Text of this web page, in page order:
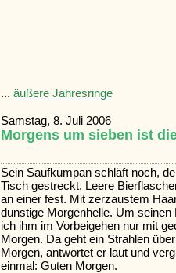
... äußere Jahresringe
Samstag, 8. Juli 2006
Morgens um sieben ist
Sein Saufkumpan schläft noch,
Tisch gestreckt. Leere
an einer fest. Mit zerzaustem
dunstige Morgenhelle. Um
ich ihm im Vorbeigehen nur mit
Morgen. Da geht ein Strahlen
Morgen, antwortet er laut und
einmal: Guten Morgen.